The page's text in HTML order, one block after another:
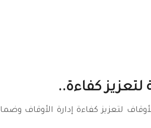
كفاءة..
لتعزيز كفاءة إدارة الأوقاف